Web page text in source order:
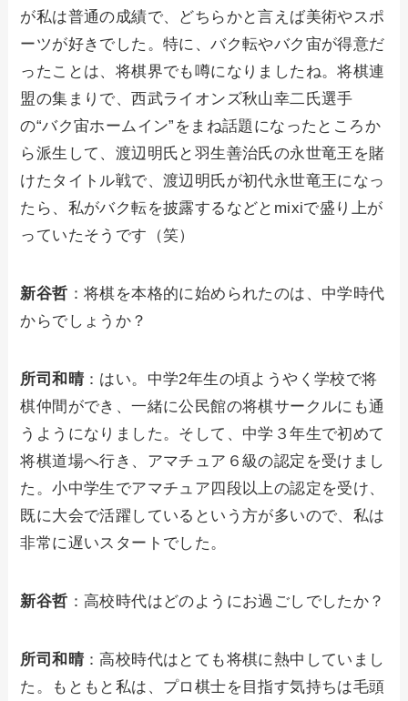
が私は普通の成績で、どちらかと言えば美術やスポ
ーツが好きでした。特に、バク転やバク宙が得意だ
ったことは、将棋界でも噂になりましたね。将棋連
盟の集まりで、西武ライオンズ秋山幸二氏選手
の“バク宙ホームイン”をまね話題になったところか
ら派生して、渡辺明氏と羽生善治氏の永世竜王を賭
けたタイトル戦で、渡辺明氏が初代永世竜王になっ
たら、私がバク転を披露するなどとmixiで盛り上が
っていたそうです（笑）
新谷哲 ：将棋を本格的に始められたのは、中学時代
からでしょうか？
所司和晴 ：はい。中学2年生の頃ようやく学校で将
棋仲間ができ、一緒に公民館の将棋サークルにも通
うようになりました。そして、中学３年生で初めて
将棋道場へ行き、アマチュア６級の認定を受けまし
た。小中学生でアマチュア四段以上の認定を受け、
既に大会で活躍しているという方が多いので、私は
非常に遅いスタートでした。
新谷哲 ：高校時代はどのようにお過ごしでしたか？
所司和晴 ：高校時代はとても将棋に熱中していまし
た。もともと私は、プロ棋士を目指す気持ちは毛頭